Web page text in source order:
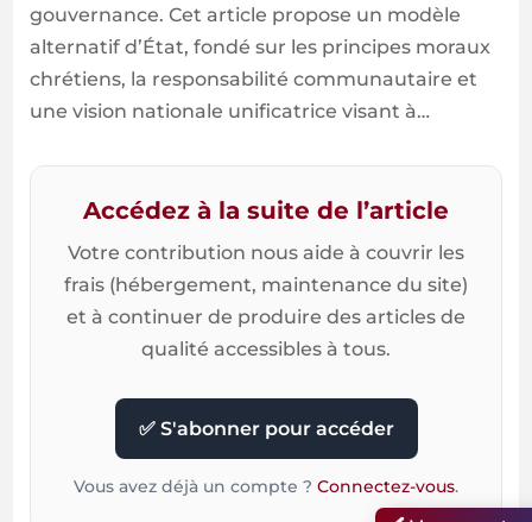
gouvernance. Cet article propose un modèle
alternatif d’État, fondé sur les principes moraux
chrétiens, la responsabilité communautaire et
une vision nationale unificatrice visant à…
Accédez à la suite de l’article
Votre contribution nous aide à couvrir les
frais (hébergement, maintenance du site)
et à continuer de produire des articles de
qualité accessibles à tous.
✅ S'abonner pour accéder
Vous avez déjà un compte ? Connectez-vous.